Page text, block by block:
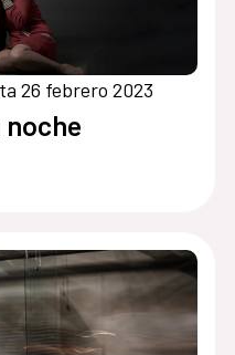
26 febrero 2023
noche